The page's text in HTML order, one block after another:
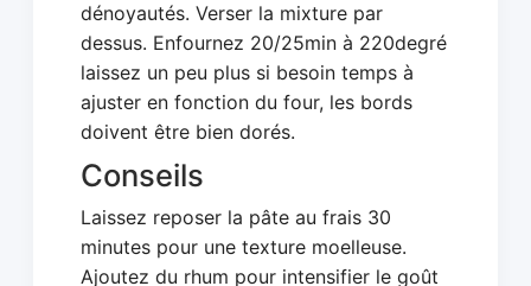
dénoyautés. Verser la mixture par
dessus. Enfournez 20/25min à 220degré
laissez un peu plus si besoin temps à
ajuster en fonction du four, les bords
doivent être bien dorés.
Conseils
Laissez reposer la pâte au frais 30
minutes pour une texture moelleuse.
Ajoutez du rhum pour intensifier le goût